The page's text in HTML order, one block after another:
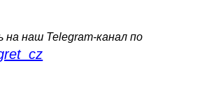
на наш Telegram-канал по